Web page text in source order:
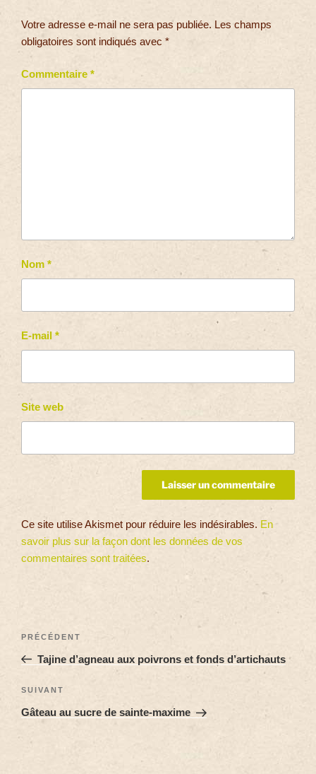
Votre adresse e-mail ne sera pas publiée. Les champs
obligatoires sont indiqués avec *
Commentaire *
Nom *
E-mail *
Site web
Ce site utilise Akismet pour réduire les indésirables. En
savoir plus sur la façon dont les données de vos
commentaires sont traitées.
PRÉCÉDENT
Tajine d’agneau aux poivrons et fonds d’artichauts
SUIVANT
Gâteau au sucre de sainte-maxime